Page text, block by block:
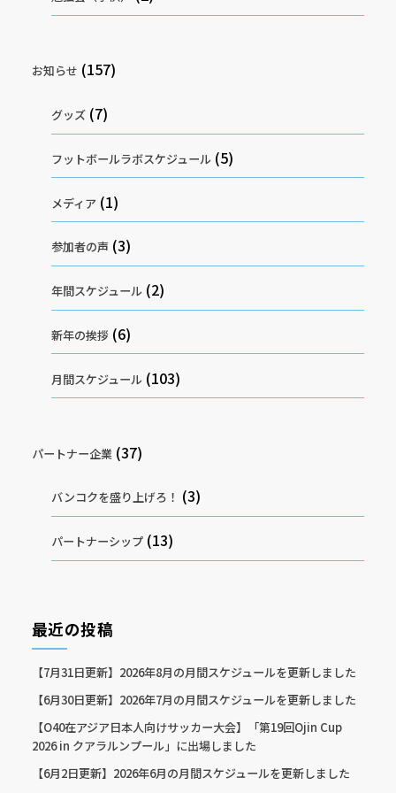
お知らせ (157)
グッズ (7)
フットボールラボスケジュール (5)
メディア (1)
参加者の声 (3)
年間スケジュール (2)
新年の挨拶 (6)
月間スケジュール (103)
パートナー企業 (37)
バンコクを盛り上げろ！ (3)
パートナーシップ (13)
最近の投稿
【7月31日更新】2026年8月の月間スケジュールを更新しました
【6月30日更新】2026年7月の月間スケジュールを更新しました
【O40在アジア日本人向けサッカー大会】「第19回Ojin Cup
2026 in クアラルンプール」に出場しました
【6月2日更新】2026年6月の月間スケジュールを更新しました